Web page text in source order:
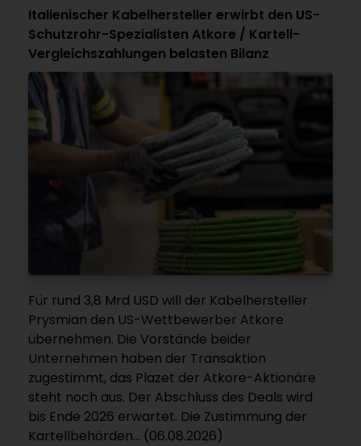
Italienischer Kabelhersteller erwirbt den US-
Schutzrohr-Spezialisten Atkore / Kartell-
Vergleichszahlungen belasten Bilanz
Für rund 3,8 Mrd USD will der Kabelhersteller
Prysmian den US-Wettbewerber Atkore
übernehmen. Die Vorstände beider
Unternehmen haben der Transaktion
zugestimmt, das Plazet der Atkore-Aktionäre
steht noch aus. Der Abschluss des Deals wird
bis Ende 2026 erwartet. Die Zustimmung der
Kartellbehörden... (06.08.2026)